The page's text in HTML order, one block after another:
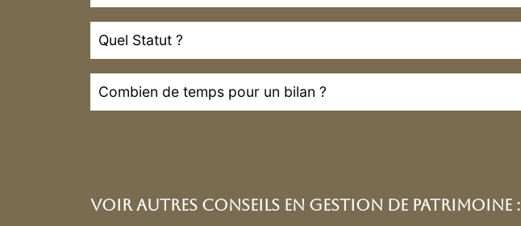
Quel Statut ?
Combien de temps pour un bilan ?
Voir AUtres Conseils en gestion de patrimoine :